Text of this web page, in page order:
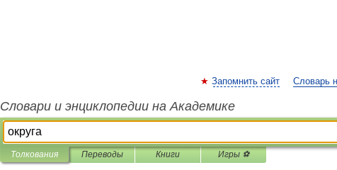
Запомнить сайт Словарь
Словари и энциклопедии на Академике
Толкования Переводы Книги Игры ⚽